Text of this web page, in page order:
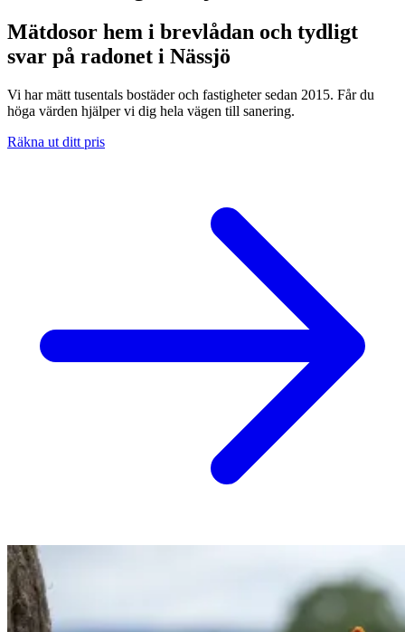
Mätdosor hem i brevlådan och tydligt
svar på radonet i Nässjö
Vi har mätt tusentals bostäder och fastigheter sedan 2015. Får du
höga värden hjälper vi dig hela vägen till sanering.
Räkna ut ditt pris